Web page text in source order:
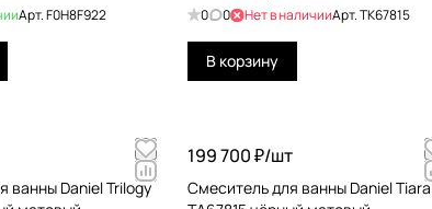
Арт.F0H8F922 0 0 Нет в наличииАрт.TK67815
В корзину
ванны Daniel Trilogy
199 700 ₽/шт
Смеситель для ванны Daniel Tiara